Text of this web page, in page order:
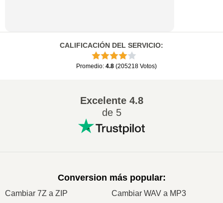
CALIFICACIÓN DEL SERVICIO:
Promedio: 4.8 (205218 Votos)
Excelente4.8
de 5
Conversion más popular:
Cambiar 7Z a ZIP Cambiar WAV a MP3